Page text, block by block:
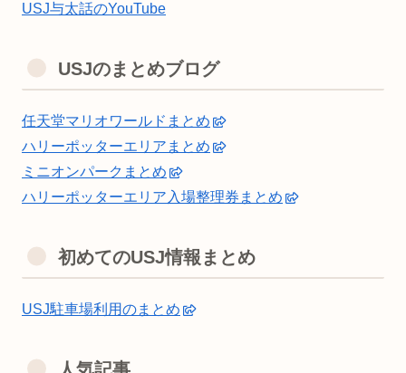
USJ与太話のYouTube
USJのまとめブログ
任天堂マリオワールドまとめ
ハリーポッターエリアまとめ
ミニオンパークまとめ
ハリーポッターエリア入場整理券まとめ
初めてのUSJ情報まとめ
USJ駐車場利用のまとめ